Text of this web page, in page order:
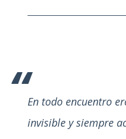
En todo encuentro
invisible y siempre